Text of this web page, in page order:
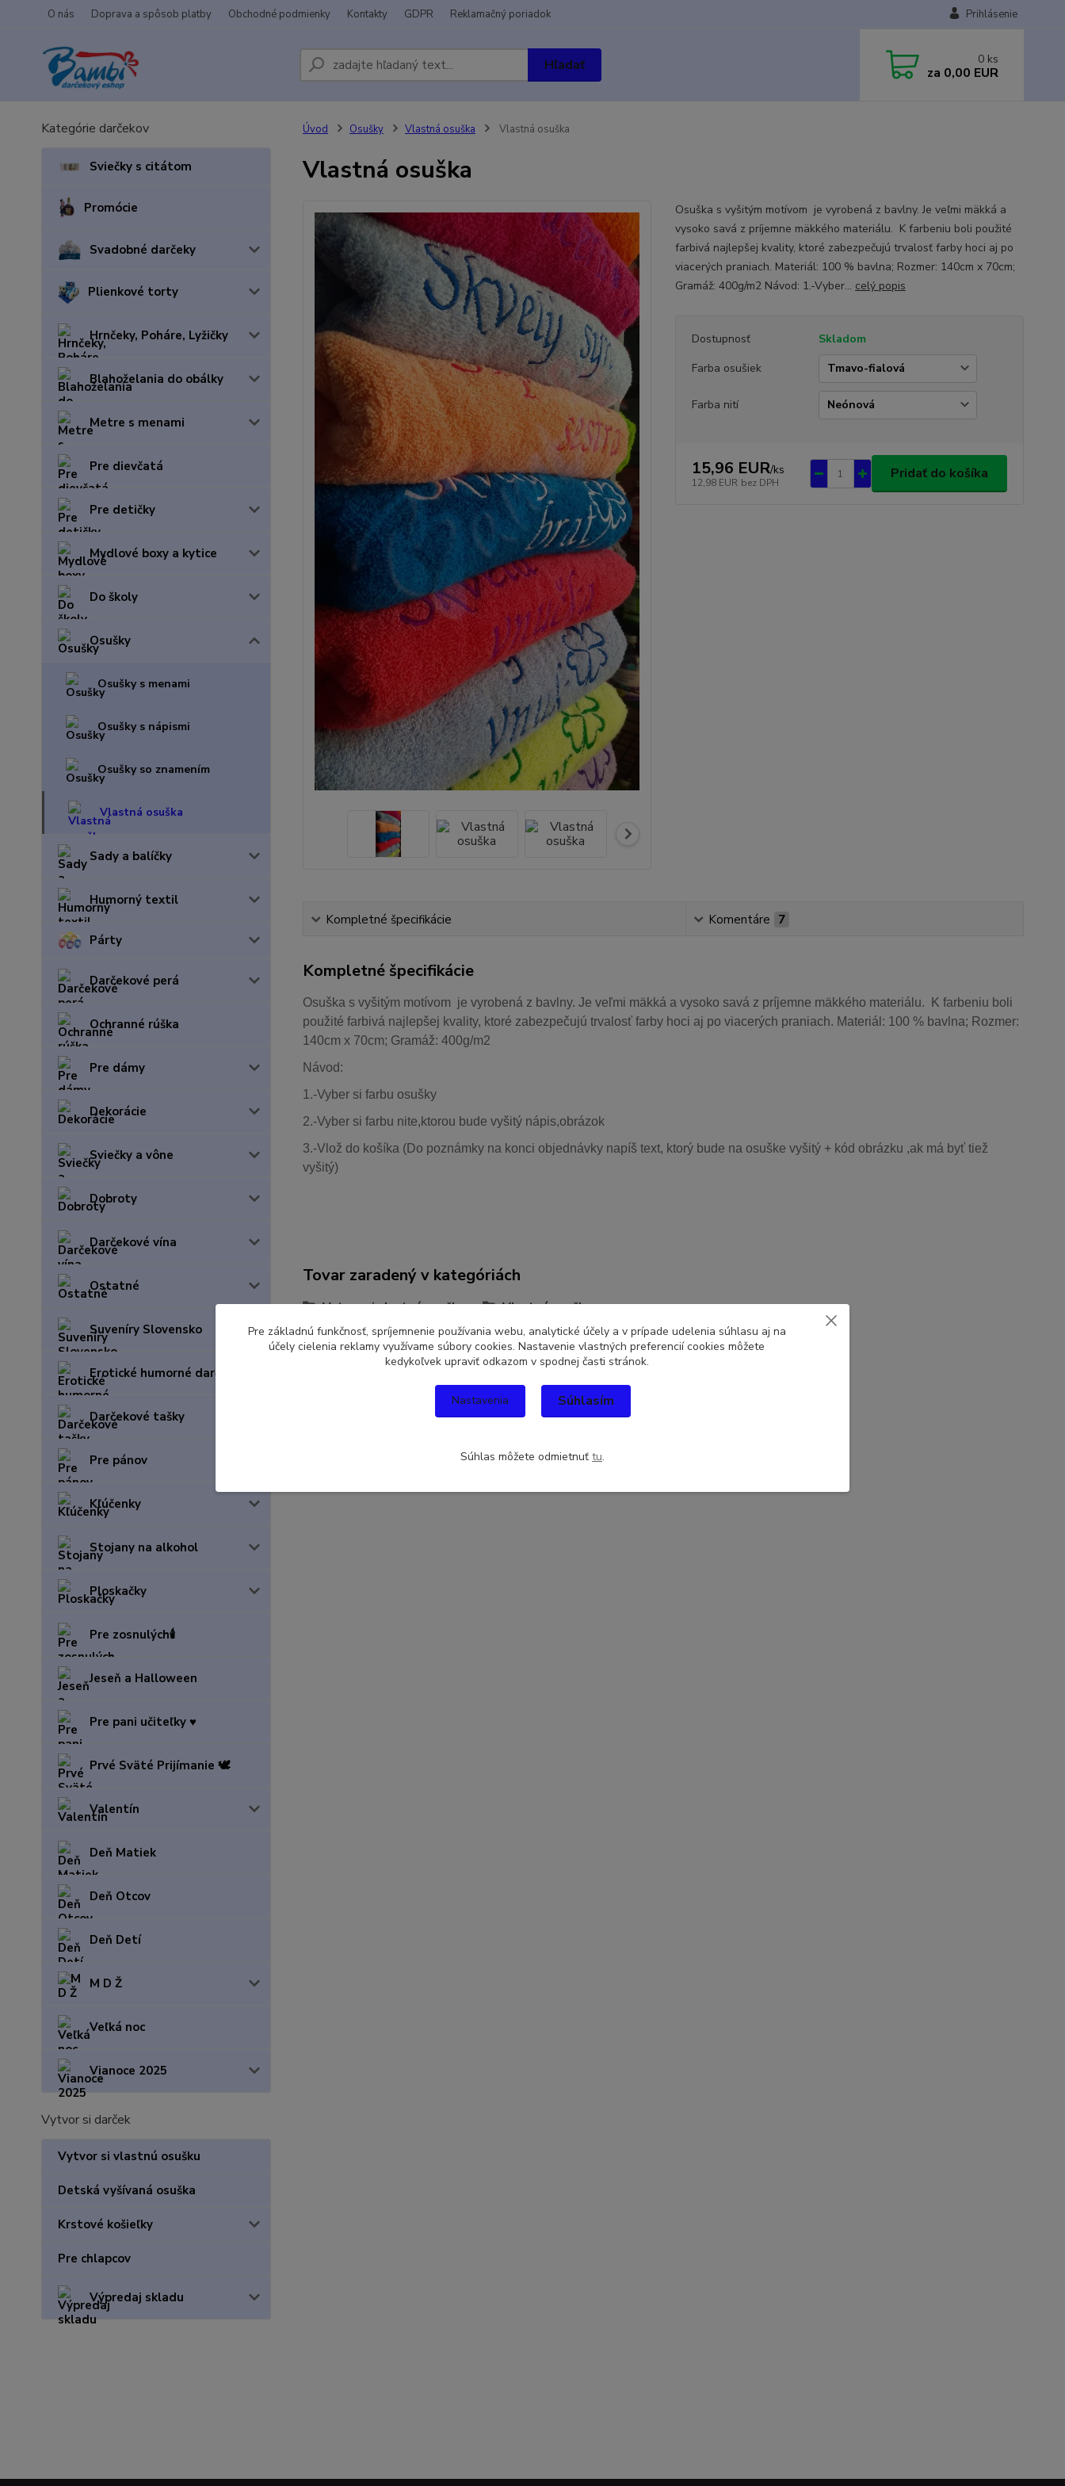
O nás Doprava a spôsob platby Obchodné podmienky Kontakty GDPR Reklamačný poriadok Prihlásenie
Hľadať 0 ks
za 0,00 EUR
Kategórie darčekov
Sviečky s citátom
Promócie
Svadobné darčeky
Plienkové torty
Hrnčeky, Poháre, Lyžičky
Blahoželania do obálky
Metre s menami
Pre dievčatá
Pre detičky
Mydlové boxy a kytice
Do školy
Osušky
Osušky s menami
Osušky s nápismi
Osušky so znamením
Vlastná osuška
Sady a balíčky
Humorný textil
Párty
Darčekové perá
Ochranné rúška
Pre dámy
Dekorácie
Sviečky a vône
Dobroty
Darčekové vína
Ostatné
Suveníry Slovensko
Erotické humorné darčeky
Darčekové tašky
Pre pánov
Kľúčenky
Stojany na alkohol
Ploskačky
Pre zosnulých🕯️
Jeseň a Halloween
Pre pani učiteľky ♥️
Prvé Sväté Prijímanie 🕊️
Valentín
Deň Matiek
Deň Otcov
Deň Detí
M D Ž
Veľká noc
Vianoce 2025
Vytvor si darček
Vytvor si vlastnú osušku
Detská vyšívaná osuška
Krstové košieľky
Pre chlapcov
Výpredaj skladu
Úvod Osušky Vlastná osuška Vlastná osuška
Vlastná osuška
Osuška s vyšitým motívom je vyrobená z bavlny. Je veľmi mäkká a
vysoko savá z príjemne mäkkého materiálu. K farbeniu boli použité
farbivá najlepšej kvality, ktoré zabezpečujú trvalosť farby hoci aj po
viacerých praniach. Materiál: 100 % bavlna; Rozmer: 140cm x 70cm;
Gramáž: 400g/m2 Návod: 1.-Vyber... celý popis
Dostupnosť
Skladom
Farba osušiek
Farba nití
15,96 EUR/ks
12,98 EUR bez DPH
Pridať do košíka
Kompletné špecifikácie Komentáre 7
Kompletné špecifikácie
Osuška s vyšitým motívom je vyrobená z bavlny. Je veľmi mäkká a vysoko savá z príjemne mäkkého materiálu. K farbeniu boli
použité farbivá najlepšej kvality, ktoré zabezpečujú trvalosť farby hoci aj po viacerých praniach. Materiál: 100 % bavlna; Rozmer:
140cm x 70cm; Gramáž: 400g/m2
Návod:
1.-Vyber si farbu osušky
2.-Vyber si farbu nite,ktorou bude vyšitý nápis,obrázok
3.-Vlož do košíka (Do poznámky na konci objednávky napíš text, ktorý bude na osuške vyšitý + kód obrázku ,ak má byť tiež
vyšitý)
Tovar zaradený v kategóriách
Vytvor si vlastnú osušku Vlastná osuška
Pre základnú funkčnosť, spríjemnenie používania webu, analytické účely a v prípade udelenia súhlasu aj na
účely cielenia reklamy využívame súbory cookies. Nastavenie vlastných preferencií cookies môžete
kedykoľvek upraviť odkazom v spodnej časti stránok.
Nastavenia Súhlasím
Súhlas môžete odmietnuť tu.